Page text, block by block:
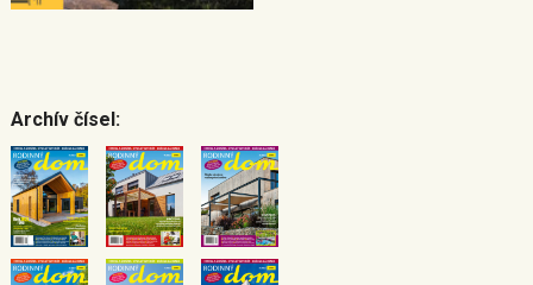
Archív čísel: